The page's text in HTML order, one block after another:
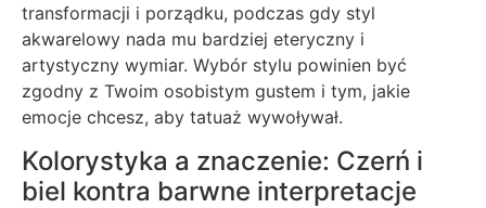
transformacji i porządku, podczas gdy styl
akwarelowy nada mu bardziej eteryczny i
artystyczny wymiar. Wybór stylu powinien być
zgodny z Twoim osobistym gustem i tym, jakie
emocje chcesz, aby tatuaż wywoływał.
Kolorystyka a znaczenie: Czerń i
biel kontra barwne interpretacje